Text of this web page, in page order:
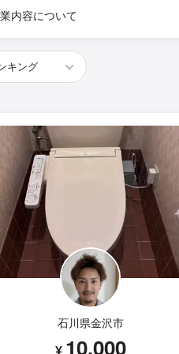
内容について
石川県金沢市
10,000